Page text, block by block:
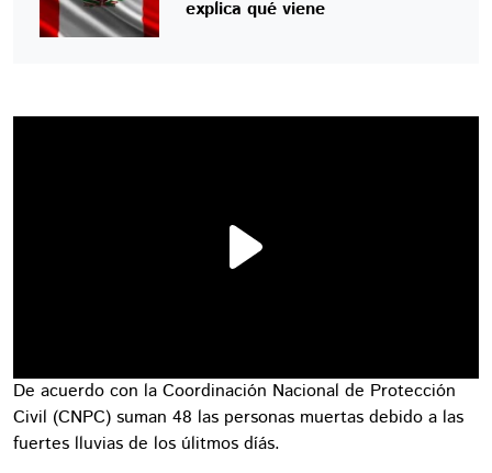
explica qué viene
De acuerdo con la Coordinación Nacional de Protección
Civil (CNPC) suman 48 las personas muertas debido a las
fuertes lluvias de los úlitmos díás.